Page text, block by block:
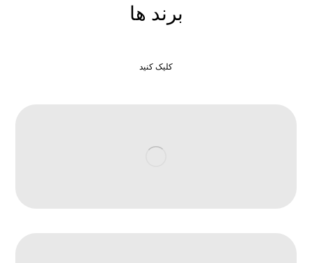
برند ها
کلیک کنید